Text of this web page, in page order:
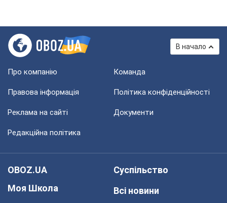
В начало
Про компанію Команда
Правова інформація Політика конфіденційності
Реклама на сайті Документи
Редакційна політика
OBOZ.UA
Моя Школа
Суспільство
Всі новини